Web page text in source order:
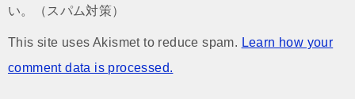
い。（スパム対策）
This site uses Akismet to reduce spam. Learn how your
comment data is processed.